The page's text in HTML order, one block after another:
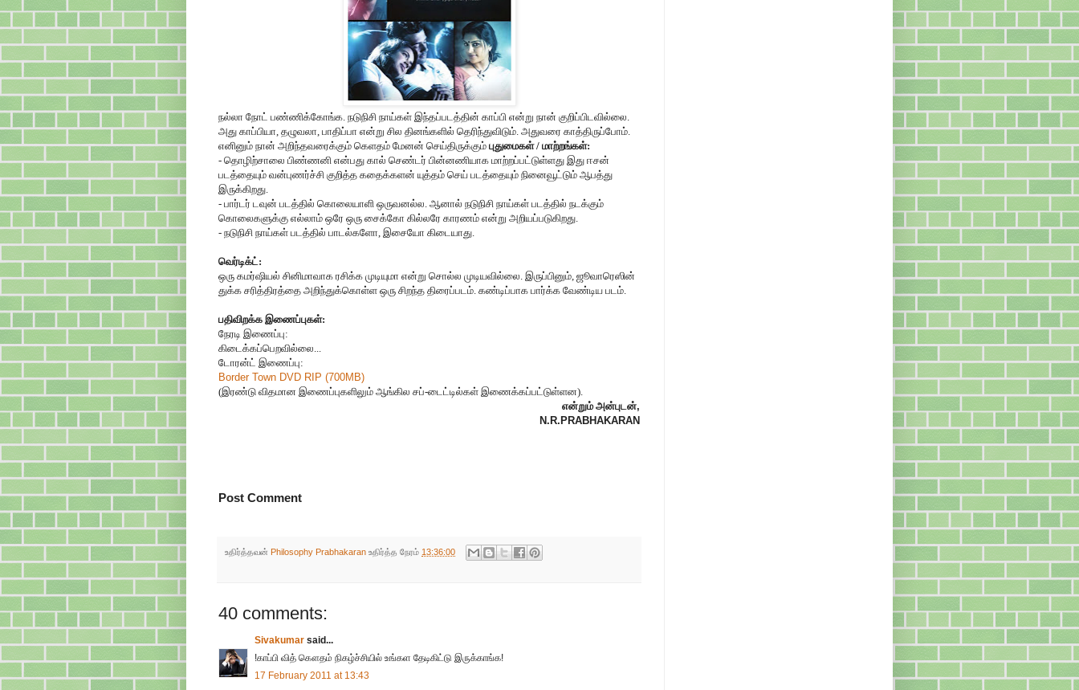
நல்லா நோட் பண்ணிக்கோங்க. நடுநிசி நாய்கள் இந்தப்படத்தின் காப்பி என்று நான் குறிப்பிடவில்லை.
அது காப்பியா, தழுவலா, பாதிப்பா என்று சில தினங்களில் தெரிந்துவிடும். அதுவரை காத்திருப்போம்.
எனினும் நான் அறிந்தவரைக்கும் கெளதம் மேனன் செய்திருக்கும் புதுமைகள் / மாற்றங்கள்:
- தொழிற்சாலை பிண்ணனி என்பது கால் செண்டர் பின்னணியாக மாற்றப்பட்டுள்ளது இது ஈசன்
படத்தையும் வன்புணர்ச்சி குறித்த கதைக்களன் யுத்தம் செய் படத்தையும் நினைவூட்டும் ஆபத்து
இருக்கிறது.
- பார்டர் டவுன் படத்தில் கொலையாளி ஒருவனல்ல. ஆனால் நடுநிசி நாய்கள் படத்தில் நடக்கும்
கொலைகளுக்கு எல்லாம் ஒரே ஒரு சைக்கோ கில்லரே காரணம் என்று அறியப்படுகிறது.
- நடுநிசி நாய்கள் படத்தில் பாடல்களோ, இசையோ கிடையாது.
வெர்டிக்ட்:
ஒரு கமர்ஷியல் சினிமாவாக ரசிக்க முடியுமா என்று சொல்ல முடியவில்லை. இருப்பினும், ஜூவாரெஸின்
துக்க சரித்திரத்தை அறிந்துக்கொள்ள ஒரு சிறந்த திரைப்படம். கண்டிப்பாக பார்க்க வேண்டிய படம்.
பதிவிறக்க இணைப்புகள்:
நேரடி இணைப்பு:
கிடைக்கப்பெறவில்லை...
டோரன்ட் இணைப்பு:
Border Town DVD RIP (700MB)
(இரண்டு விதமான இணைப்புகளிலும் ஆங்கில சப்-டைட்டில்கள் இணைக்கப்பட்டுள்ளன).
என்றும் அன்புடன்,
N.R.PRABHAKARAN
Post Comment
உதிர்த்தவன் Philosophy Prabhakaran உதிர்த்த நேரம் 13:36:00
40 comments:
Sivakumar said...
!காப்பி வித் கௌதம் நிகழ்ச்சியில் உங்கள தேடிகிட்டு இருக்காங்க!
17 February 2011 at 13:43